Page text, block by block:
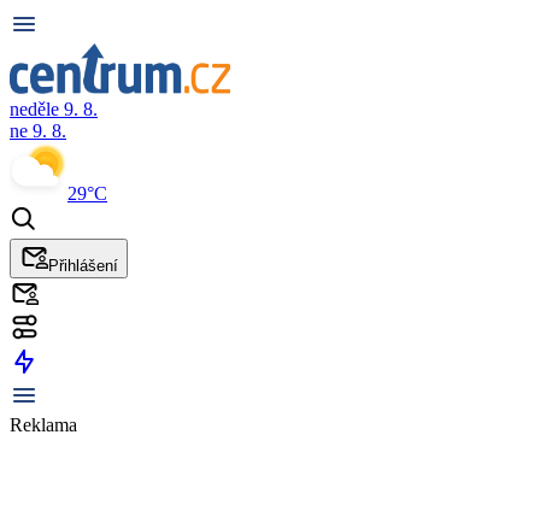
neděle 9. 8.
ne 9. 8.
29°C
Přihlášení
Reklama